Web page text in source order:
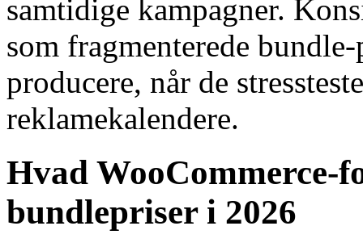
samtidige kampagner.
som fragmenterede
producere, når de
reklamekalendere.
Hvad WooCommerce-
bundlepriser i 2026